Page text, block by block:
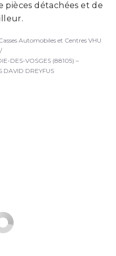
pièces détachées et de
Automobiles et Centres VHU
/
DES-VOSGES (88105) –
DAVID DREYFUS